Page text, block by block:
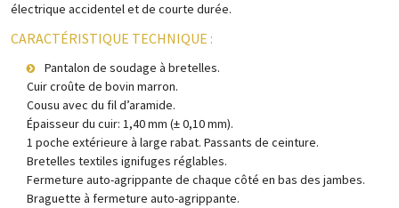
électrique accidentel et de courte durée.
CARACTÉRISTIQUE TECHNIQUE :
Pantalon de soudage à bretelles.
Cuir croûte de bovin marron.
Cousu avec du fil d’aramide.
Épaisseur du cuir: 1,40 mm (± 0,10 mm).
1 poche extérieure à large rabat. Passants de ceinture.
Bretelles textiles ignifuges réglables.
Fermeture auto-agrippante de chaque côté en bas des jambes.
Braguette à fermeture auto-agrippante.